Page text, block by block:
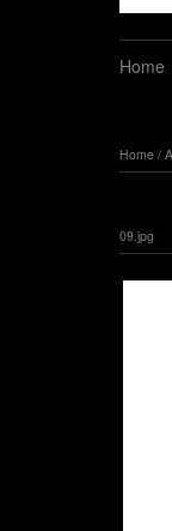
Home
Home/
09.jpg